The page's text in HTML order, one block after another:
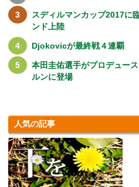
スディルマンカップ2017に
ンド上陸
Djokovicが最終戦４連覇
本田圭佑選手がプロデュー
ルンに登場
人気の記事